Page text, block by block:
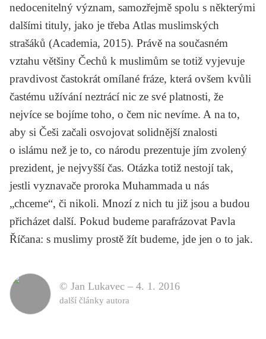
nedocenitelný význam, samozřejmě spolu s některými
dalšími tituly, jako je třeba Atlas muslimských
strašáků (Academia, 2015). Právě na současném
vztahu většiny Čechů k muslimům se totiž vyjevuje
pravdivost častokrát omílané fráze, která ovšem kvůli
častému užívání neztrácí nic ze své platnosti, že
nejvíce se bojíme toho, o čem nic nevíme. A na to,
aby si Češi začali osvojovat solidnější znalosti
o islámu než je to, co národu prezentuje jím zvolený
prezident, je nejvyšší čas. Otázka totiž nestojí tak,
jestli vyznavače proroka Muhammada u nás
„chceme“, či nikoli. Mnozí z nich tu již jsou a budou
přicházet další. Pokud budeme parafrázovat Pavla
Říčana: s muslimy prostě žít budeme, jde jen o to jak.
© Jan Lukavec – 4. 1. 2016
další články autora